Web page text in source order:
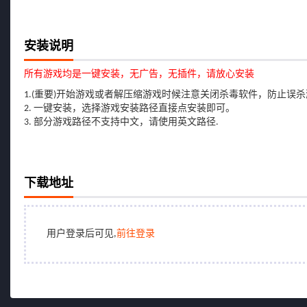
安装说明
所有游戏均是一键安装，无广告，无插件，请放心安装
1.(重要)开始游戏或者解压缩游戏时候注意关闭杀毒软件，防止误杀
2. 一键安装，选择游戏安装路径直接点安装即可。
3. 部分游戏路径不支持中文，请使用英文路径.
下载地址
用户登录后可见,前往登录